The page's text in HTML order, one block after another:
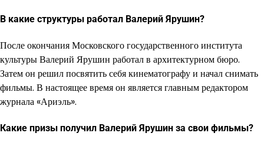
В какие структуры работал Валерий Ярушин?
После окончания Московского государственного института
культуры Валерий Ярушин работал в архитектурном бюро.
Затем он решил посвятить себя кинематографу и начал снимать
фильмы. В настоящее время он является главным редактором
журнала «Ариэль».
Какие призы получил Валерий Ярушин за свои фильмы?